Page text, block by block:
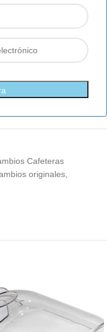
Cafeteras
originales,